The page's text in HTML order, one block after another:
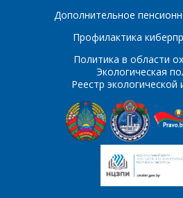
Дополнительное
Профилактика
Политика в области
Экологическая
Реестр